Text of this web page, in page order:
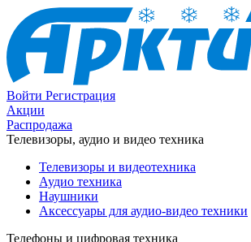
Войти Регистрация
Акции
Распродажа
Телевизоры, аудио и видео техника
Телевизоры и видеотехника
Аудио техника
Наушники
Аксессуары для аудио-видео техники
Телефоны и цифровая техника